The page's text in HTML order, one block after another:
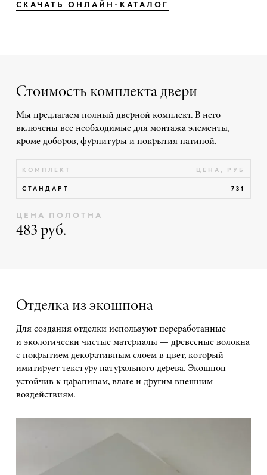
СКАЧАТЬ ОНЛАЙН-КАТАЛОГ
Стоимость комплекта двери
Мы предлагаем полный дверной комплект. В него
включены все необходимые для монтажа элементы,
кроме доборов, фурнитуры и покрытия патиной.
КОМПЛЕКТ ЦЕНА, РУБ
СТАНДАРТ 731
ЦЕНА ПОЛОТНА
483 руб.
Отделка из экошпона
Для создания отделки используют переработанные
и экологически чистые материалы — древесные волокна
с покрытием декоративным слоем в цвет, который
имитирует текстуру натурального дерева. Экошпон
устойчив к царапинам, влаге и другим внешним
воздействиям.